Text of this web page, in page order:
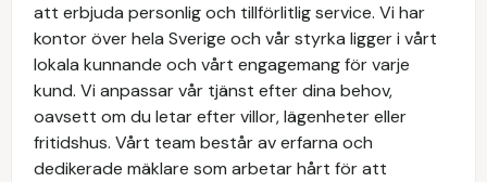
att erbjuda personlig och tillförlitlig service. Vi har
kontor över hela Sverige och vår styrka ligger i vårt
lokala kunnande och vårt engagemang för varje
kund. Vi anpassar vår tjänst efter dina behov,
oavsett om du letar efter villor, lägenheter eller
fritidshus. Vårt team består av erfarna och
dedikerade mäklare som arbetar hårt för att